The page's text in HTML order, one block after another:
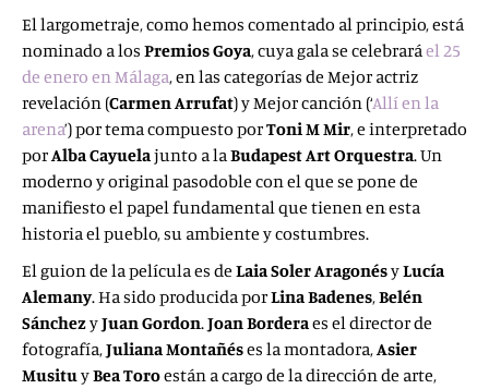
El largometraje, como hemos comentado al principio, está
nominado a los Premios Goya, cuya gala se celebraráel 25
de enero en Málaga, en las categorías de Mejor actriz
revelación (Carmen Arrufat) y Mejor canción (‘Allí en la
arena’) por tema compuesto porToni M Mir, e interpretado
porAlba Cayuelajunto a laBudapest Art Orquestra. Un
moderno y original pasodoble con el que se pone de
manifiesto el papel fundamental que tienen en esta
historia el pueblo, su ambiente y costumbres.
El guion de la película es de Laia Soler AragonésyLucía
Alemany. Ha sido producida porLina Badenes,Belén
SánchezyJuan Gordon.Joan Borderaes el director de
fotografía,Juliana Montañéses la montadora,Asier
MusituyBea Toroestán a cargo de la dirección de arte,